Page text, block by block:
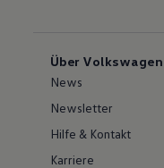
Über Volkswagen
News
Newsletter
Hilfe & Kontakt
Karriere